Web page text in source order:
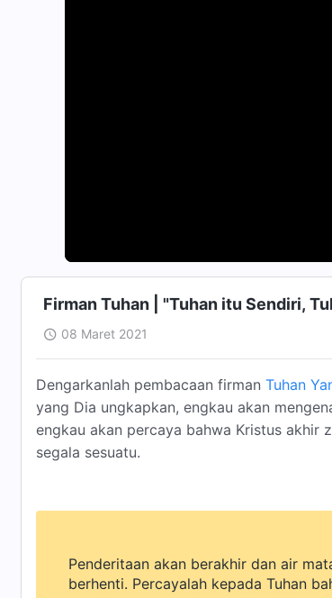
Firman Tuhan | "Tuhan itu Sendiri,
08 Maret 2021
Dengarkanlah pembacaan firman Tuhan
yang Dia ungkapkan, engkau akan
engkau akan percaya bahwa Kristus akhir
segala sesuatu.
Penderitaan akan berakhir dan air
berhenti. Percayalah kepada Tuhan